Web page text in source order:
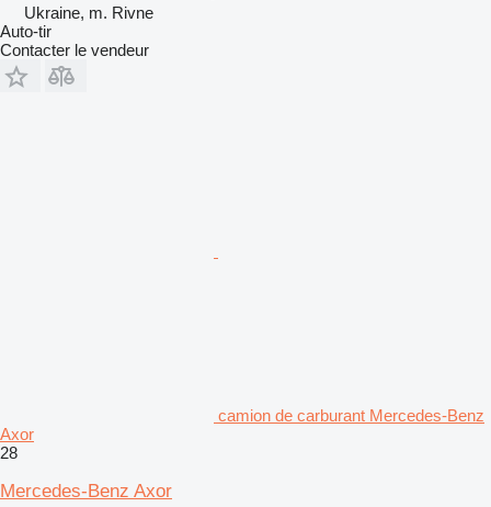
Ukraine, m. Rivne
Auto-tir
Contacter le vendeur
camion de carburant Mercedes-Benz
Axor
28
Mercedes-Benz Axor